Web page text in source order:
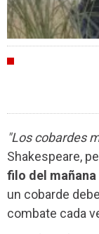
"Los cobardes
Shakespeare,
filo del mañana
un cobarde
combate cada